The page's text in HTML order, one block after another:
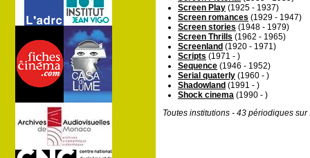
Screen Play (1925 - 1937)
Screen romances (1929 - 1947)
Screen stories (1948 - 1979)
Screen Thrills (1962 - 1965)
Screenland (1920 - 1971)
Scripts (1971 - )
Sequence (1946 - 1952)
Serial quaterly (1960 - )
Shadowland (1991 - )
Shock cinema (1990 - )
Toutes institutions - 43 périodiques sur